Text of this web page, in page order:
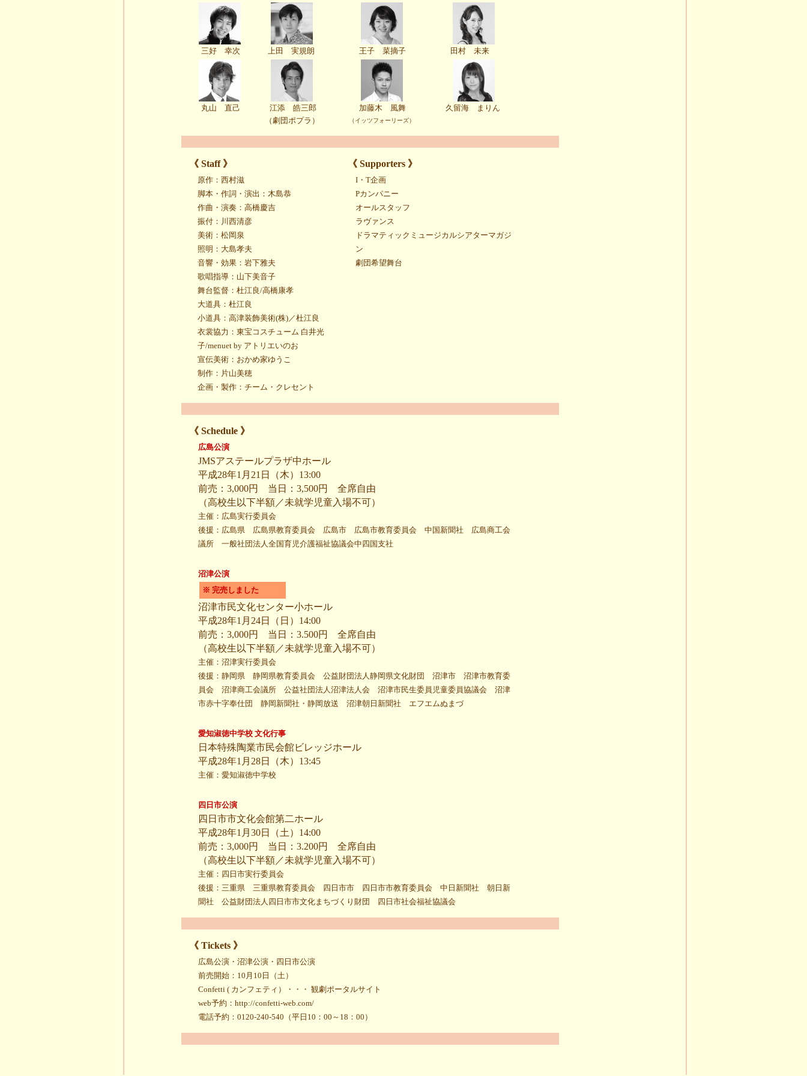
三好 幸次 上田 実規朗 王子 菜摘子 田村 未来
丸山 直己
江添 皓三郎
（劇団ポプラ）
加藤木 風舞
（イッツフォーリーズ）
久留海 まりん
《 Staff 》 《 Supporters 》
原作：西村滋
脚本・作詞・演出：木島恭
作曲・演奏：高橋慶吉
振付：川西清彦
美術：松岡泉
照明：大島孝夫
音響・効果：岩下雅夫
歌唱指導：山下美音子
舞台監督：杜江良/高橋康孝
大道具：杜江良
小道具：高津装飾美術(株)／杜江良
衣裳協力：東宝コスチューム 白井光
子/menuet by アトリエいのお
宣伝美術：おかめ家ゆうこ
制作：片山美穂
企画・製作：チーム・クレセント
I・T企画
Pカンパニー
オールスタッフ
ラヴァンス
ドラマティックミュージカルシアターマガジ
ン
劇団希望舞台
《 Schedule 》
広島公演
JMSアステールプラザ中ホール
平成28年1月21日（木）13:00
前売：3,000円 当日：3,500円 全席自由
（高校生以下半額／未就学児童入場不可）
主催：広島実行委員会
後援：広島県 広島県教育委員会 広島市 広島市教育委員会 中国新聞社 広島商工会
議所 一般社団法人全国育児介護福祉協議会中四国支社
沼津公演
※ 完売しました
沼津市民文化センター小ホール
平成28年1月24日（日）14:00
前売：3,000円 当日：3.500円 全席自由
（高校生以下半額／未就学児童入場不可）
主催：沼津実行委員会
後援：静岡県 静岡県教育委員会 公益財団法人静岡県文化財団 沼津市 沼津市教育委
員会 沼津商工会議所 公益社団法人沼津法人会 沼津市民生委員児童委員協議会 沼津
市赤十字奉仕団 静岡新聞社・静岡放送 沼津朝日新聞社 エフエムぬまづ
愛知淑徳中学校 文化行事
日本特殊陶業市民会館ビレッジホール
平成28年1月28日（木）13:45
主催：愛知淑徳中学校
四日市公演
四日市市文化会館第二ホール
平成28年1月30日（土）14:00
前売：3,000円 当日：3.200円 全席自由
（高校生以下半額／未就学児童入場不可）
主催：四日市実行委員会
後援：三重県 三重県教育委員会 四日市市 四日市市教育委員会 中日新聞社 朝日新
聞社 公益財団法人四日市市文化まちづくり財団 四日市社会福祉協議会
《 Tickets 》
広島公演・沼津公演・四日市公演
前売開始：10月10日（土）
Confetti ( カンフェティ）・・・ 観劇ポータルサイト
web予約：http://confetti-web.com/
電話予約：0120-240-540（平日10：00～18：00）